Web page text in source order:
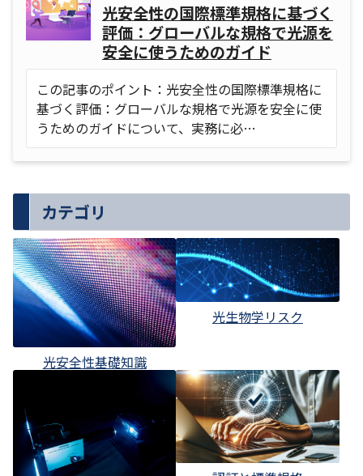
光安全性の国際標準規格に基づく
評価：グローバルな規格で光源を
安全に使うためのガイド
この記事のポイント：光安全性の国際標準規格に
基づく評価：グローバルな規格で光源を安全に使
うためのガイドについて、実務に必…
カテゴリ
光安全性基礎知識
光生物学リスク